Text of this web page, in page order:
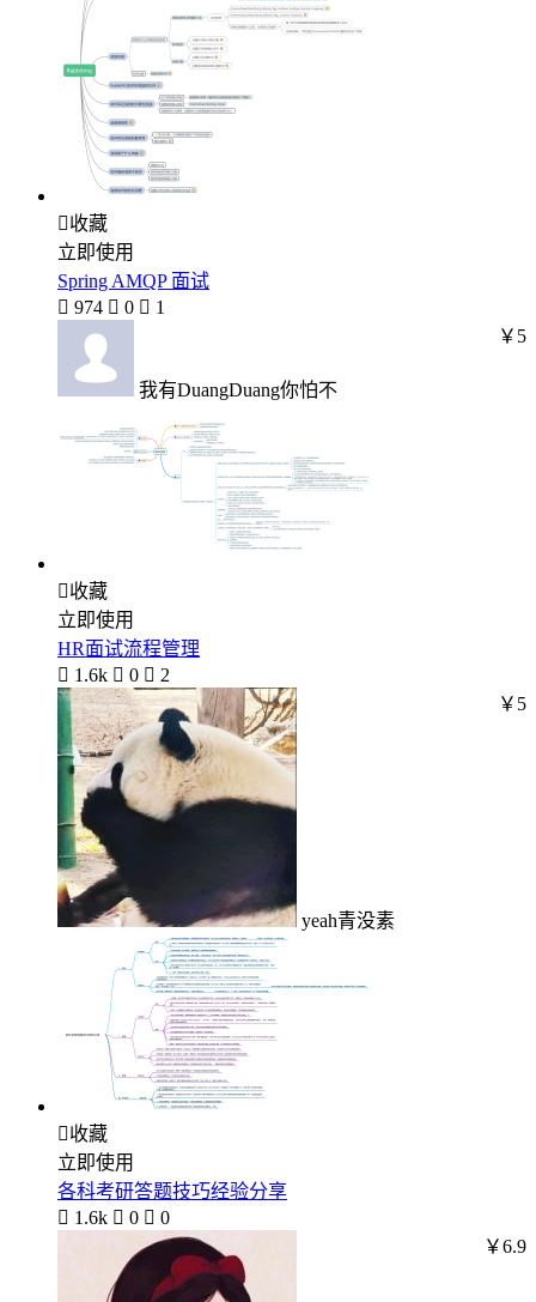
收藏
立即使用
Spring AMQP 面试
 974  0  1
我有DuangDuang你怕不
￥5
收藏
立即使用
HR面试流程管理
 1.6k  0  2
yeah青没素
￥5
收藏
立即使用
各科考研答题技巧经验分享
 1.6k  0  0
￥6.9